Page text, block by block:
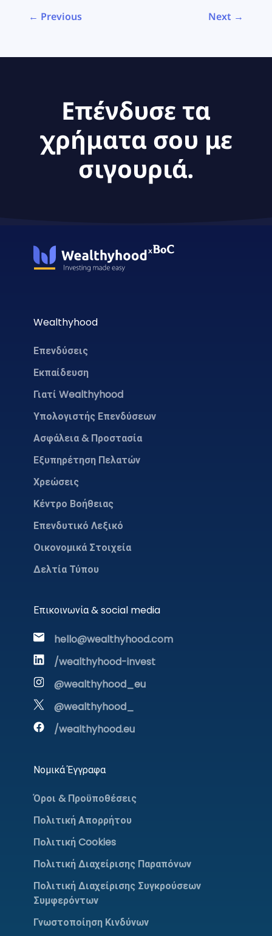
← Previous Next →
Επένδυσε τα
χρήματα σου με
σιγουριά.
Wealthyhood
Επενδύσεις
Εκπαίδευση
Γιατί Wealthyhood
Υπολογιστής Επενδύσεων
Ασφάλεια & Προστασία
Εξυπηρέτηση Πελατών
Χρεώσεις
Κέντρο Βοήθειας
Επενδυτικό Λεξικό
Οικονομικά Στοιχεία
Δελτία Τύπου
Επικοινωνία & social media
hello@wealthyhood.com
/wealthyhood-invest
@wealthyhood_eu
@wealthyhood_
/wealthyhood.eu
Νομικά Έγγραφα
Όροι & Προϋποθέσεις
Πολιτική Απορρήτου
Πολιτική Cookies
Πολιτική Διαχείρισης Παραπόνων
Πολιτική Διαχείρισης Συγκρούσεων
Συμφερόντων
Γνωστοποίηση Κινδύνων